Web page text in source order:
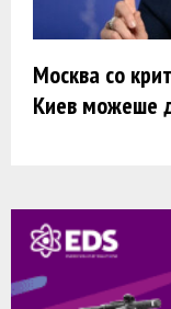
Москва со
Киев можеше